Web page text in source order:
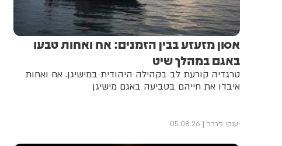
אסון מזעזע בבין הזמנים: אח ואחות טבעו
באגם במהלך שיט
טרגדיה קורעת לב בקהילה היהודית במישיגן. אח ואחות
איבדו את חייהם בטביעה באגם מישיגן
יענקי פרבר 05.08.26